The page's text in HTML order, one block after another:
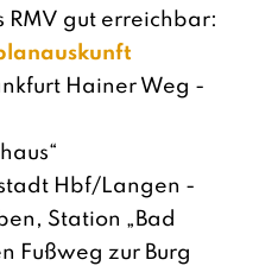
RMV gut erreichbar:
Hainer Weg -
Hbf/Langen -
Station „Bad
Fußweg zur Burg